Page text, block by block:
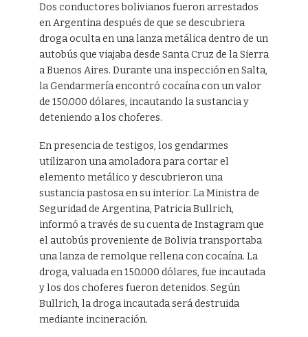
Dos conductores bolivianos fueron arrestados
en Argentina después de que se descubriera
droga oculta en una lanza metálica dentro de un
autobús que viajaba desde Santa Cruz de la Sierra
a Buenos Aires. Durante una inspección en Salta,
la Gendarmería encontró cocaína con un valor
de 150.000 dólares, incautando la sustancia y
deteniendo a los choferes.
En presencia de testigos, los gendarmes
utilizaron una amoladora para cortar el
elemento metálico y descubrieron una
sustancia pastosa en su interior. La Ministra de
Seguridad de Argentina, Patricia Bullrich,
informó a través de su cuenta de Instagram que
el autobús proveniente de Bolivia transportaba
una lanza de remolque rellena con cocaína. La
droga, valuada en 150.000 dólares, fue incautada
y los dos choferes fueron detenidos. Según
Bullrich, la droga incautada será destruida
mediante incineración.